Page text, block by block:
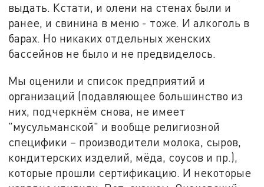
выдать. Кстати, и олени на стенах были и
ранее, и свинина в меню - тоже. И алкоголь в
барах. Но никаких отдельных женских
бассейнов не было и не предвиделось.
Мы оценили и список предприятий и
организаций (подавляющее большинство из
них, подчеркнём снова, не имеет
"мусульманской" и вообще религиозной
специфики – производители молока, сыров,
кондитерских изделий, мёда, соусов и пр.),
которые прошли сертификацию. И некоторые